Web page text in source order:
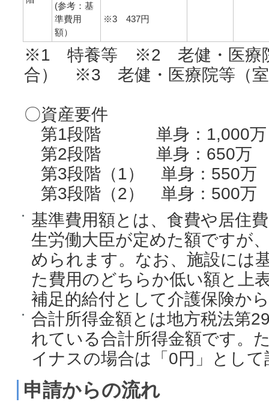
(参考：基
準費用
額）
※3 437円
※1 特養等 ※2 老健・医療院
合） ※3 老健・医療院等（室
〇資産要件
第1段階 単身：1,000万
第2段階 単身：650万 夫
第3段階（1） 単身：550万
第3段階（2） 単身：500万
基準費用額とは、食費や居住
生労働大臣が定めた額ですが
められます。なお、施設には
た費用のどちらか低い額と上
補足的給付として介護保険か
合計所得金額とは地方税法第
れている合計所得金額です。
イナスの場合は「0円」とし
申請からの流れ